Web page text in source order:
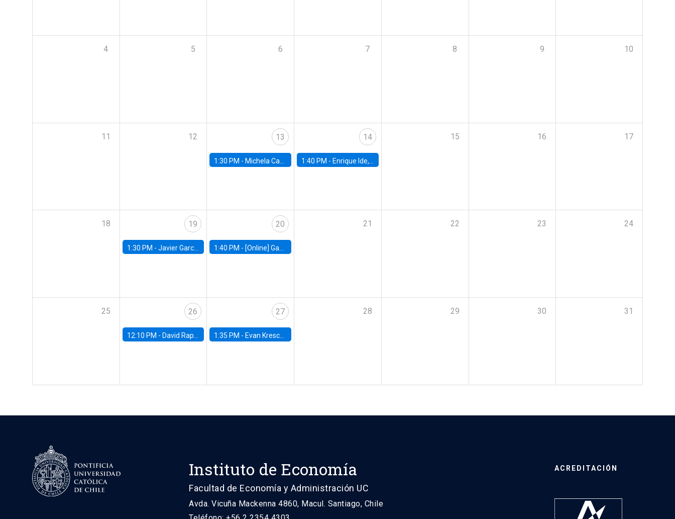
4 5 6 7 8 9 10
11 12 13
1:30 PM - Michela Carlana, Harvard Kennedy School
14
1:40 PM - Enrique Ide, IESE
15 16 17
18 19
1:30 PM - Javier Garcia Cicco, Universidad de San Andres
20
1:40 PM - [Online] Gabriel Englander, World Bank
21 22 23 24
25 26
12:10 PM - David Rappoport, FED Board
27
1:35 PM - Evan Kresch, Oberlin College
28 29 30 31
Instituto de Economía
Facultad de Economía y Administración UC
Avda. Vicuña Mackenna 4860, Macul. Santiago, Chile
ACREDITACIÓN